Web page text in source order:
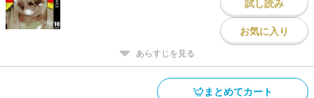
試し読み
お気に入り
あらすじを見る
まとめてカート